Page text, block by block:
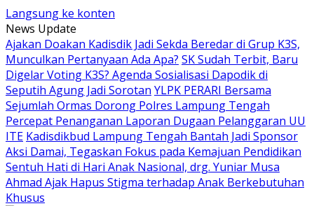
Langsung ke konten
News Update
Ajakan Doakan Kadisdik Jadi Sekda Beredar di Grup K3S,
Munculkan Pertanyaan Ada Apa? SK Sudah Terbit, Baru
Digelar Voting K3S? Agenda Sosialisasi Dapodik di
Seputih Agung Jadi Sorotan YLPK PERARI Bersama
Sejumlah Ormas Dorong Polres Lampung Tengah
Percepat Penanganan Laporan Dugaan Pelanggaran UU
ITE Kadisdikbud Lampung Tengah Bantah Jadi Sponsor
Aksi Damai, Tegaskan Fokus pada Kemajuan Pendidikan
Sentuh Hati di Hari Anak Nasional, drg. Yuniar Musa
Ahmad Ajak Hapus Stigma terhadap Anak Berkebutuhan
Khusus